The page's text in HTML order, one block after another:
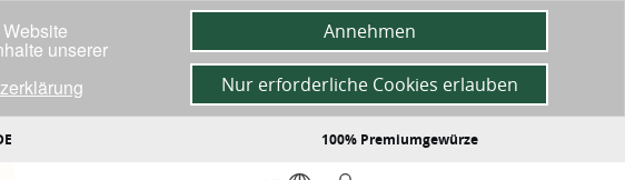
100% Premiumgewürze
unserer
Annehmen
Nur erforderliche Cookies erlauben